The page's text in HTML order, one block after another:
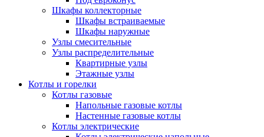
Шкафы коллекторные
Шкафы встраиваемые
Шкафы наружные
Узлы смесительные
Узлы распределительные
Квартирные узлы
Этажные узлы
Котлы и горелки
Котлы газовые
Напольные газовые котлы
Настенные газовые котлы
Котлы электрические